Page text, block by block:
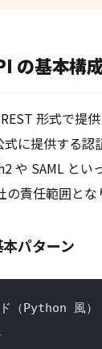
の基本構
形式で提
に提供する認
や SAML とい
責任範囲とな
パターン
（Python 風）